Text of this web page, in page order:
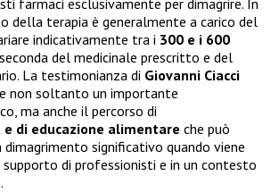
farmaci esclusivamente per dimagrire. In
della terapia è generalmente a carico del
indicativamente tra i 300 e i 600
del medicinale prescritto e del
La testimonianza di Giovanni Ciacci
non soltanto un importante
ma anche il percorso di
e di educazione alimentare che può
dimagrimento significativo quando viene
di professionisti e in un contesto